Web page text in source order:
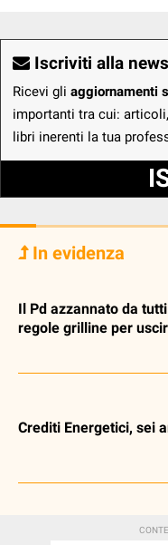
Iscriviti alla
Ricevi gli aggiornamenti
importanti tra cui:
libri inerenti la tua
In evidenza
Il Pd azzannato da
regole grilline per
Crediti Energetici, sei